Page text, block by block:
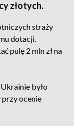
złotych.
straży
dotacji.
pulę 2 mln zł na
było
ocenie